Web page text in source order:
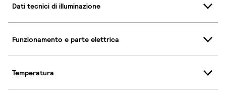
Dati tecnici di illuminazione
Funzionamento e parte elettrica
Temperatura